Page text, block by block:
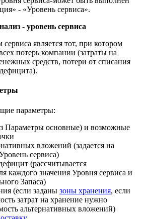
- «Уровень сервиса».
- уровень сервиса
является тот, при котором
потерь компании (затраты на
средств, потери от списания
параметры:
Параметры основные) и возможные
вложений (задается на
сервиса)
(рассчитывается
каждого значения Уровня сервиса и
Запаса)
(если заданы зоны хранения, если
затрат на хранение нужно
альтернативных вложений)